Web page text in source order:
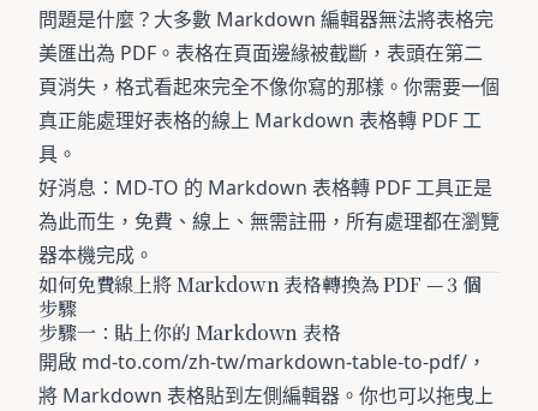
問題是什麼？大多數 Markdown 編輯器無法將表格完
美匯出為 PDF。表格在頁面邊緣被截斷，表頭在第二
頁消失，格式看起來完全不像你寫的那樣。你需要一個
真正能處理好表格的線上 Markdown 表格轉 PDF 工
具。
好消息： MD-TO 的 Markdown 表格轉 PDF 工具正是
為此而生，免費、線上、無需註冊，所有處理都在瀏覽
器本機完成。
如何免費線上將 Markdown 表格轉換為 PDF — 3 個
步驟
步驟一：貼上你的 Markdown 表格
開啟 md-to.com/zh-tw/markdown-table-to-pdf/ ，
將 Markdown 表格貼到左側編輯器。你也可以拖曳上